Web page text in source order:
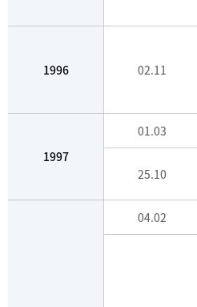
1996 02.11
1997
01.03
25.10
04.02